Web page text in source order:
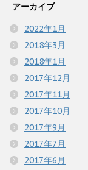
アーカイブ
2022年1月
2018年3月
2018年1月
2017年12月
2017年11月
2017年10月
2017年9月
2017年7月
2017年6月